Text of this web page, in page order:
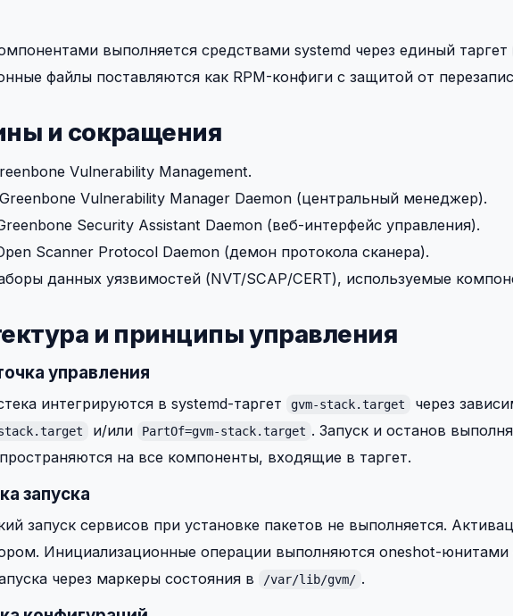
выполняется средствами systemd через единый таргет
файлы поставляются как RPM-конфиги с защитой от
и сокращения
Vulnerability Management.
Vulnerability Manager Daemon (центральный менеджер).
Security Assistant Daemon (веб-интерфейс управления).
Scanner Protocol Daemon (демон протокола сканера).
данных уязвимостей (NVT/SCAP/CERT), используемые
и принципы управления
управления
интегрируются в systemd-таргет gvm-stack.target через
stack.target и/или PartOf=gvm-stack.target . Запуск и останов
на все компоненты, входящие в таргет.
запуска
запуск сервисов при установке пакетов не выполняется.
Инициализационные операции выполняются oneshot-юнитами
через маркеры состояния в
/var/lib/gvm/ .